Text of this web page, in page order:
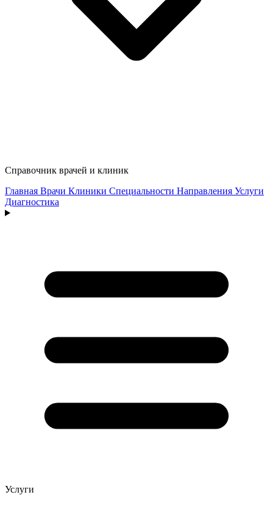
Справочник врачей и клиник
Главная Врачи Клиники Специальности Направления Услуги
Диагностика
Услуги